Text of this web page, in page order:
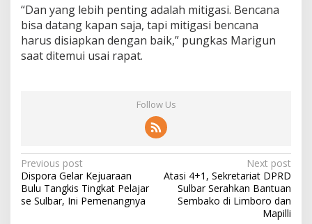
“Dan yang lebih penting adalah mitigasi. Bencana
bisa datang kapan saja, tapi mitigasi bencana
harus disiapkan dengan baik,” pungkas Marigun
saat ditemui usai rapat.
Follow Us
P
o
s
Previous post
Dispora Gelar Kejuaraan
Bulu Tangkis Tingkat Pelajar
se Sulbar, Ini Pemenangnya
Next post
Atasi 4+1, Sekretariat DPRD
Sulbar Serahkan Bantuan
Sembako di Limboro dan
Mapilli